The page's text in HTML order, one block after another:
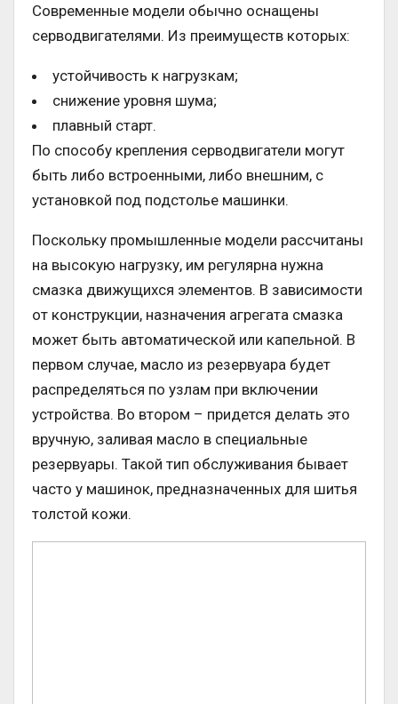
Современные модели обычно оснащены
серводвигателями. Из преимуществ которых:
устойчивость к нагрузкам;
снижение уровня шума;
плавный старт.
По способу крепления серводвигатели могут
быть либо встроенными, либо внешним, с
установкой под подстолье машинки.
Поскольку промышленные модели рассчитаны
на высокую нагрузку, им регулярна нужна
смазка движущихся элементов. В зависимости
от конструкции, назначения агрегата смазка
может быть автоматической или капельной. В
первом случае, масло из резервуара будет
распределяться по узлам при включении
устройства. Во втором – придется делать это
вручную, заливая масло в специальные
резервуары. Такой тип обслуживания бывает
часто у машинок, предназначенных для шитья
толстой кожи.